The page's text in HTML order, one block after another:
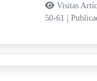
Visitas
50-61 |